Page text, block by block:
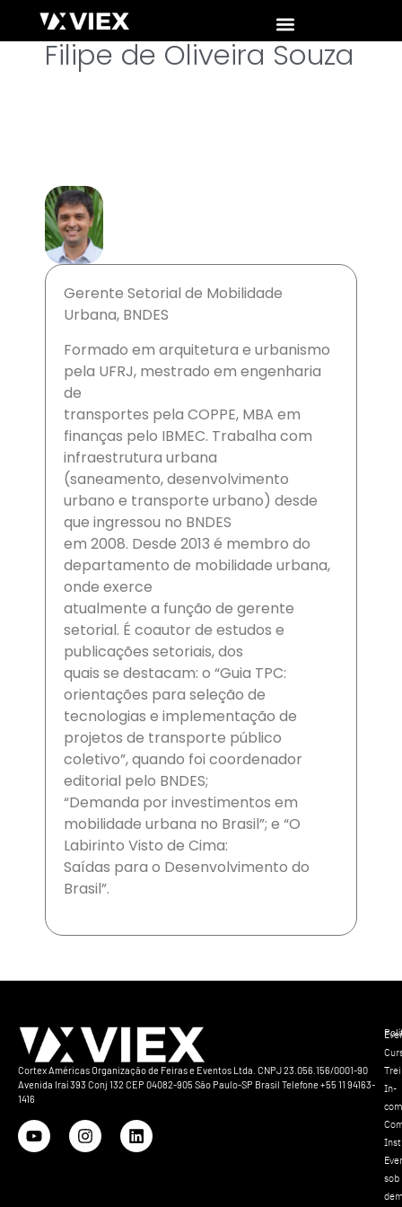
Filipe de Oliveira Souza
Gerente Setorial de Mobilidade
Urbana, BNDES
Formado em arquitetura e urbanismo
pela UFRJ, mestrado em engenharia
de
transportes pela COPPE, MBA em
finanças pelo IBMEC. Trabalha com
infraestrutura urbana
(saneamento, desenvolvimento
urbano e transporte urbano) desde
que ingressou no BNDES
em 2008. Desde 2013 é membro do
departamento de mobilidade urbana,
onde exerce
atualmente a função de gerente
setorial. É coautor de estudos e
publicações setoriais, dos
quais se destacam: o “Guia TPC:
orientações para seleção de
tecnologias e implementação de
projetos de transporte público
coletivo”, quando foi coordenador
editorial pelo BNDES;
“Demanda por investimentos em
mobilidade urbana no Brasil”; e “O
Labirinto Visto de Cima:
Saídas para o Desenvolvimento do
Brasil”.
Cortex Américas Organização de Feiras e Eventos Ltda. CNPJ 23.056.156/0001-90
Avenida Iraí 393 Conj 132 CEP 04082-905 São Paulo-SP Brasil Telefone +55 11 94163-
1416
In-
sob